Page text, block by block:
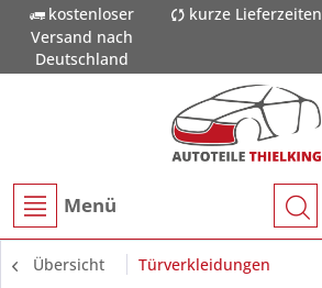
kostenloser
Versand nach
Deutschland
kurze Lieferzeiten
Menü
Übersicht Türverkleidungen